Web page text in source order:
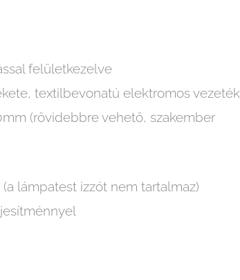
felületkezelve
textilbevonatú elektromos vezeték
(rövidebbre vehető, szakember
lámpatest izzót nem tartalmaz)